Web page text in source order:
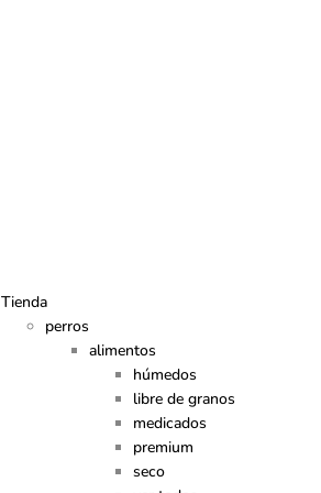
Tienda
perros
alimentos
húmedos
libre de granos
medicados
premium
seco